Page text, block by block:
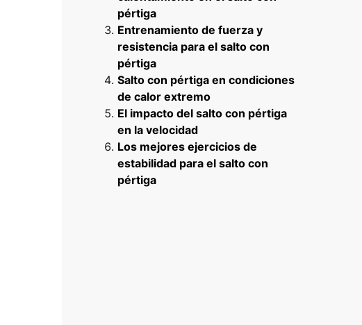
pértiga
Entrenamiento de fuerza y
resistencia para el salto con
pértiga
Salto con pértiga en condiciones
de calor extremo
El impacto del salto con pértiga
en la velocidad
Los mejores ejercicios de
estabilidad para el salto con
pértiga